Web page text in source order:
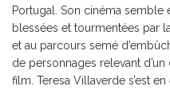
Portugal. Son cinéma semble
blessées et tourmentées par
et au parcours semé
de personnages relevant
film. Teresa Villaverde s’est